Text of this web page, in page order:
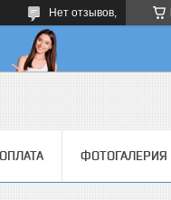
Нет отзывов,
ФОТОГАЛЕРИЯ